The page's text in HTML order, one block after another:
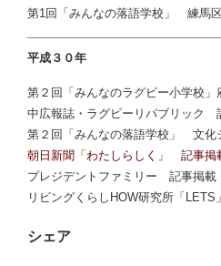
第1回「みんなの落語学校」 練馬
平成３０年
第２回「みんなのラグビー小学校
中広報誌・ラグビーリパブリック
第２回「みんなの落語学校」 文化
朝日新聞「わたしらしく」 記事掲
プレジデントファミリー 記事掲載
リビングくらしHOW研究所「
シェア